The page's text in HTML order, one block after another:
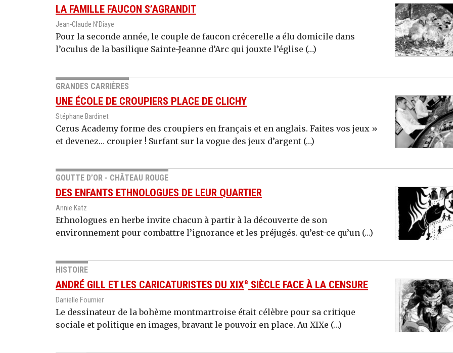
LA FAMILLE FAUCON S’AGRANDIT
Jean-Claude N’Diaye
Pour la seconde année, le couple de faucon crécerelle a élu domicile dans
l’oculus de la basilique Sainte-Jeanne d’Arc qui jouxte l’église (…)
GRANDES CARRIÈRES
UNE ÉCOLE DE CROUPIERS PLACE DE CLICHY
Stéphane Bardinet
Cerus Academy forme des croupiers en français et en anglais. Faites vos jeux »
et devenez… croupier ! Surfant sur la vogue des jeux d’argent (…)
GOUTTE D’OR - CHÂTEAU ROUGE
DES ENFANTS ETHNOLOGUES DE LEUR QUARTIER
Annie Katz
Ethnologues en herbe invite chacun à partir à la découverte de son
environnement pour combattre l’ignorance et les préjugés. qu’est-ce qu’un (…)
HISTOIRE
ANDRÉ GILL ET LES CARICATURISTES DU XIXe SIÈCLE FACE À LA CENSURE
Danielle Fournier
Le dessinateur de la bohème montmartroise était célèbre pour sa critique
sociale et politique en images, bravant le pouvoir en place. Au XIXe (…)